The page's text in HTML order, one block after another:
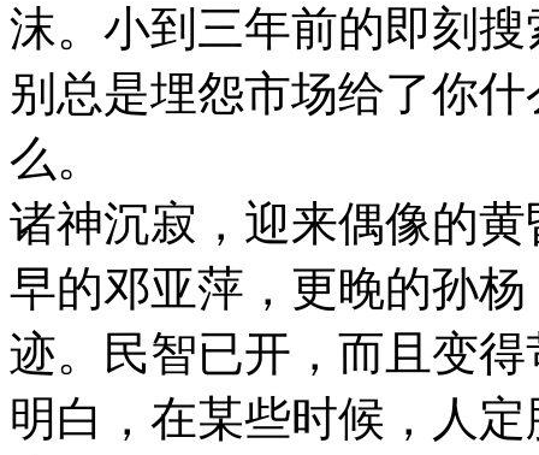
沫。小到三年前的即刻
别总是埋怨市场给了你
么。
诸神沉寂，迎来偶像的
早的邓亚萍，更晚的孙
迹。民智已开，而且变
明白，在某些时候，人